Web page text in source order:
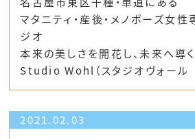
マタニティ・産後・メノポーズ女性
ジオ
本来の美しさを開花し、未来へ導く
Studio Wohl（スタジオヴォール
2021.02.03